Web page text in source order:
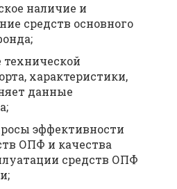
наличие и
средств основного
технической
характеристики,
данные
эффективности
ОПФ и качества
средств ОПФ